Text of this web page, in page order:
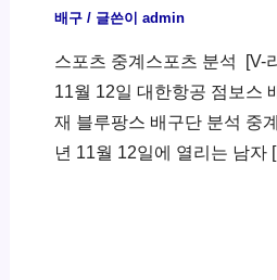
배구/ 글쓴이 admin
스포츠 중계스포츠 분석 ​ [V-
11월 12일 대한항공 점보스
재 블루팡스 배구단 분석 중
년 11월 12일에 열리는 남자